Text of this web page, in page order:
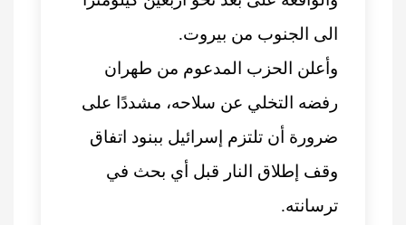
الى الجنوب من بيروت.
وأعلن الحزب المدعوم من طهران
رفضه التخلي عن سلاحه، مشددًا على
ضرورة أن تلتزم إسرائيل ببنود اتفاق
وقف إطلاق النار قبل أي بحث في
ترسانته.